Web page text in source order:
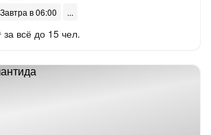
Завтра в 06:00
за всё до 15 чел.